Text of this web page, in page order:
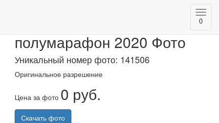
0
полумарафон 2020 Фото
Уникальный номер фото: 141506
Оригинальное разрешение
Цена за фото 0 руб.
Скачать фото